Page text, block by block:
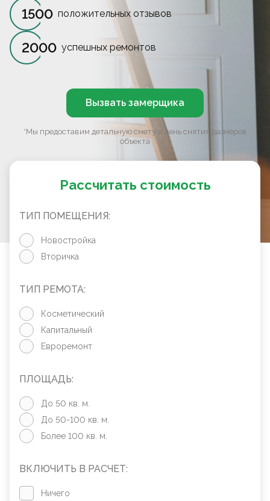
1500 положительных отзывов
2000 успешных ремонтов
Вызвать замерщика
*Мы предоставим детальную смету в день снятия размеров
объекта
Рассчитать стоимость
ТИП ПОМЕЩЕНИЯ:
Новостройка
Вторичка
ТИП РЕМОТА:
Косметический
Капитальный
Евроремонт
ПЛОЩАДЬ:
До 50 кв. м.
До 50-100 кв. м.
Более 100 кв. м.
ВКЛЮЧИТЬ В РАСЧЕТ:
Ничего